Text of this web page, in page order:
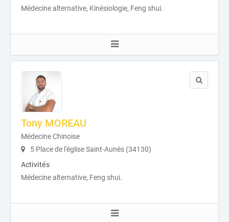
Médecine alternative, Kinésiologie, Feng shui.
Tony MOREAU
Médecine Chinoise
5 Place de l'église Saint-Aunès (34130)
Activités
Médecine alternative, Feng shui.